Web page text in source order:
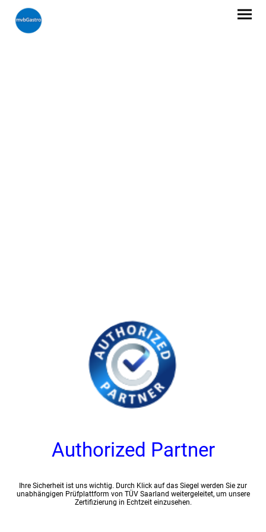
Authorized Partner
Ihre Sicherheit ist uns wichtig. Durch Klick auf das Siegel werden Sie zur
unabhängigen Prüfplattform von TÜV Saarland weitergeleitet, um unsere
Zertifizierung in Echtzeit einzusehen.